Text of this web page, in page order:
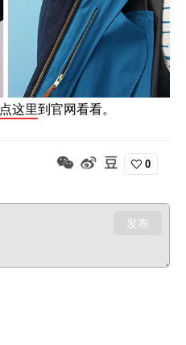
点这里到官网看看。
0
发布